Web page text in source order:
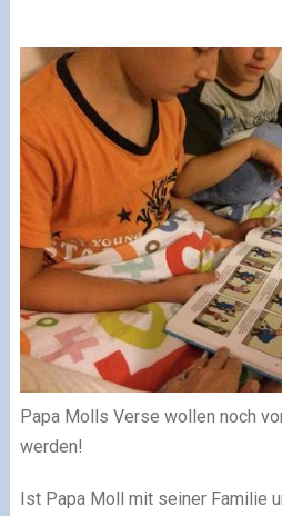
Papa Molls Verse wollen noch
werden!
Ist Papa Moll mit seiner Familie